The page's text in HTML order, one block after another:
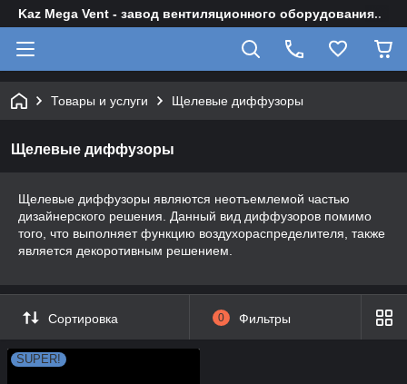
Kaz Mega Vent - завод вентиляционного оборудования..
Товары и услуги Щелевые диффузоры
Щелевые диффузоры
Щелевые диффузоры являются неотъемлемой частью
дизайнерского решения. Данный вид диффузоров помимо
того, что выполняет функцию воздухораспределителя, также
является декоротивным решением.
Сортировка 0 Фильтры
SUPER!